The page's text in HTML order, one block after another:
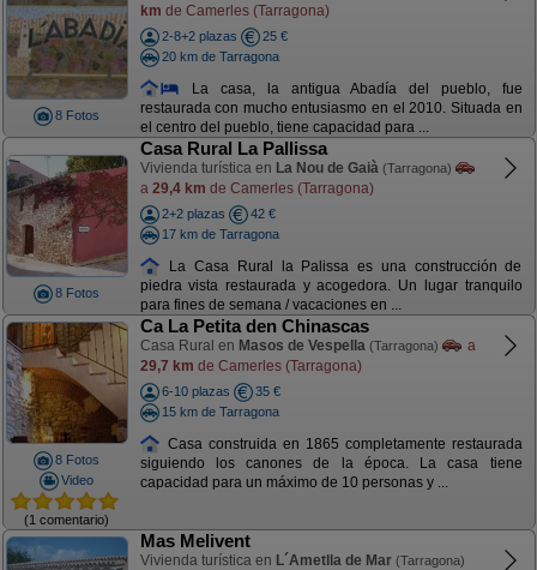
8 Fotos
km de Camerles (Tarragona)
2-8+2 plazas
25 €
20 km de Tarragona
La casa, la antigua Abadía del pueblo, fue
restaurada con mucho entusiasmo en el 2010. Situada en
el centro del pueblo, tiene capacidad para ...
8 Fotos
Casa Rural La Pallissa
Vivienda turística en La Nou de Gaià (Tarragona)
a 29,4 km de Camerles (Tarragona)
2+2 plazas
42 €
17 km de Tarragona
La Casa Rural la Palissa es una construcción de
piedra vista restaurada y acogedora. Un lugar tranquilo
para fines de semana / vacaciones en ...
8 Fotos
Video
(1 comentario)
Ca La Petita den Chinascas
Casa Rural en Masos de Vespella (Tarragona)
a
29,7 km de Camerles (Tarragona)
6-10 plazas
35 €
15 km de Tarragona
Casa construida en 1865 completamente restaurada
siguiendo los canones de la época. La casa tiene
capacidad para un máximo de 10 personas y ...
Mas Melivent
Vivienda turística en L´Ametlla de Mar (Tarragona)